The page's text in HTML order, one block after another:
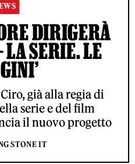
DIRIGERÀ
LA SERIE. LE
già alla regia di
serie e del film
il nuovo progetto
STONE IT